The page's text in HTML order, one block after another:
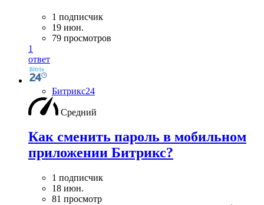
1 подписчик
19 июн.
79 просмотров
1
ответ
Битрикс24
Средний
Как сменить пароль в мобильном
приложении Битрикс?
1 подписчик
18 июн.
81 просмотр